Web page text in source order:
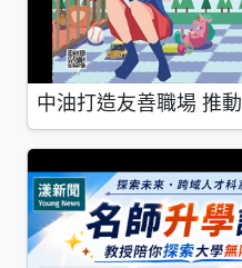
中油打造友善職場 推